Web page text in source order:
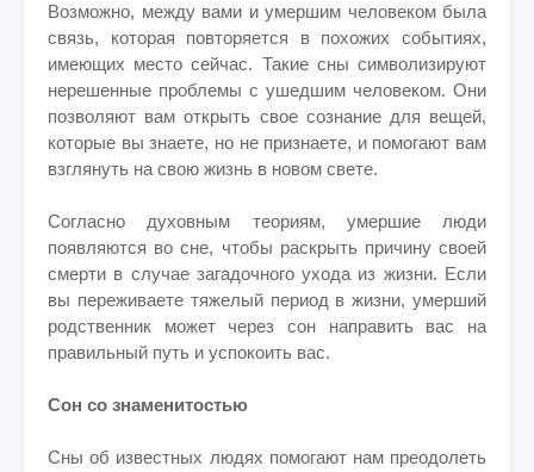
Возможно, между вами и умершим человеком была
связь, которая повторяется в похожих событиях,
имеющих место сейчас. Такие сны символизируют
нерешенные проблемы с ушедшим человеком. Они
позволяют вам открыть свое сознание для вещей,
которые вы знаете, но не признаете, и помогают вам
взглянуть на свою жизнь в новом свете.
Согласно духовным теориям, умершие люди
появляются во сне, чтобы раскрыть причину своей
смерти в случае загадочного ухода из жизни. Если
вы переживаете тяжелый период в жизни, умерший
родственник может через сон направить вас на
правильный путь и успокоить вас.
Сон со знаменитостью
Сны об известных людях помогают нам преодолеть